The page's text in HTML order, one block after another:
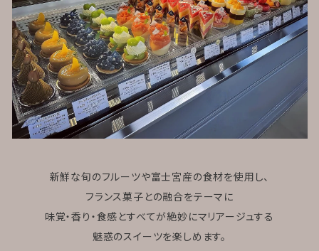
新鮮な旬のフルーツや富士宮産の食材を使用し、
フランス菓子との融合をテーマに
味覚・香り・食感とすべてが絶妙にマリアージュする
魅惑のスイーツを楽しめます。